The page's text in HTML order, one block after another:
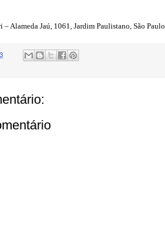
Alameda Jaú, 1061, Jardim Paulistano, São Paulo